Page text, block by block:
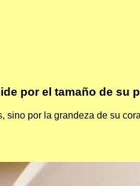
por el tamaño de su
sino por la grandeza de su